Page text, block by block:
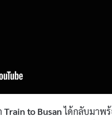
Train to Busanได้กลับมาพ